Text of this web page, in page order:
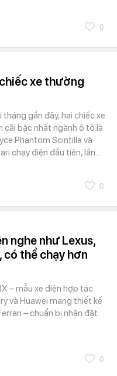
0
xe thường
tháng gần đây, hai chiếc xe
cãi bậc nhất ngành ô tô là
Phantom Scintilla và
chạy điện đầu tiên, lần…
0
nghe như Lexus,
có thể chạy hơn
– mẫu xe điện hợp tác
và Huawei mang thiết kế
– chuẩn bị nhận đặt
0